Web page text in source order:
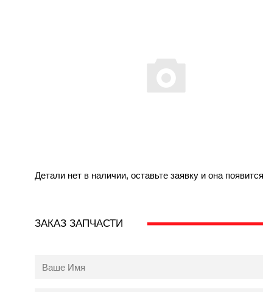
Детали нет в наличии, оставьте заявку и она
ЗАКАЗ ЗАПЧАСТИ